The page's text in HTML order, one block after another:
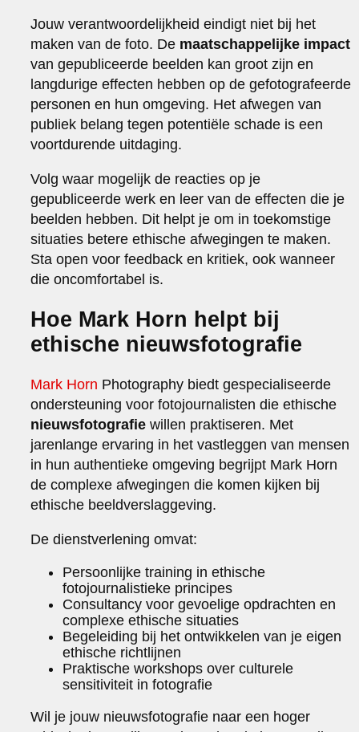
Jouw verantwoordelijkheid eindigt niet bij het
maken van de foto. De maatschappelijke impact
van gepubliceerde beelden kan groot zijn en
langdurige effecten hebben op de gefotografeerde
personen en hun omgeving. Het afwegen van
publiek belang tegen potentiële schade is een
voortdurende uitdaging.
Volg waar mogelijk de reacties op je
gepubliceerde werk en leer van de effecten die je
beelden hebben. Dit helpt je om in toekomstige
situaties betere ethische afwegingen te maken.
Sta open voor feedback en kritiek, ook wanneer
die oncomfortabel is.
Hoe Mark Horn helpt bij
ethische nieuwsfotografie
Mark Horn Photography biedt gespecialiseerde
ondersteuning voor fotojournalisten die ethische
nieuwsfotografie willen praktiseren. Met
jarenlange ervaring in het vastleggen van mensen
in hun authentieke omgeving begrijpt Mark Horn
de complexe afwegingen die komen kijken bij
ethische beeldverslaggeving.
De dienstverlening omvat:
Persoonlijke training in ethische
fotojournalistieke principes
Consultancy voor gevoelige opdrachten en
complexe ethische situaties
Begeleiding bij het ontwikkelen van je eigen
ethische richtlijnen
Praktische workshops over culturele
sensitiviteit in fotografie
Wil je jouw nieuwsfotografie naar een hoger